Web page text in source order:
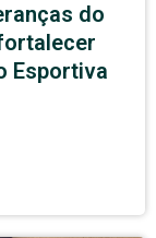
do
Esportiva